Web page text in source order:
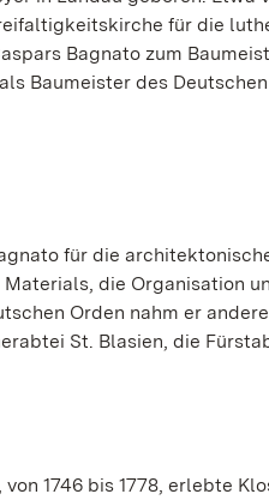
für die
Bagnato zum
Baumeister des
für die
die Organisation
Orden nahm er
St. Blasien, die
1746 bis 1778, erlebte